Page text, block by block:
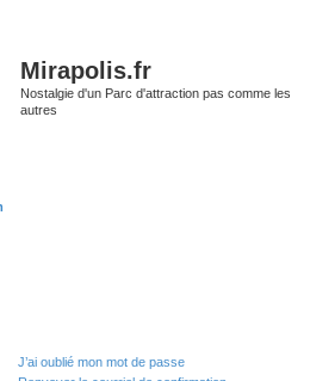
Mirapolis.fr
Nostalgie d'un Parc d'attraction pas comme les
autres
J’ai oublié mon mot de passe